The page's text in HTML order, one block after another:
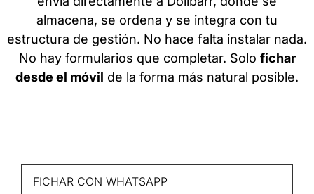
almacena, se ordena y se integra con tu
estructura de gestión. No hace falta instalar nada.
No hay formularios que completar. Solo fichar
desde el móvil de la forma más natural posible.
FICHAR CON WHATSAPP